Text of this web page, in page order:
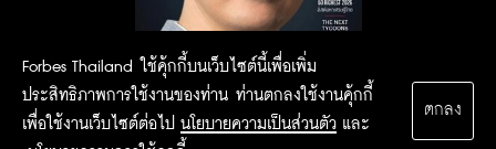
Forbes Thailand ใช้คุ้กกี้บนเว็บไซต์นี้เพื่อเพิ่ม
ประสิทธิภาพการใช้งานของท่าน ท่านตกลงใช้งานคุ้กกี้
เพื่อใช้งานเว็บไซต์ต่อไป นโยบายความเป็นส่วนตัว และ
ตกลง